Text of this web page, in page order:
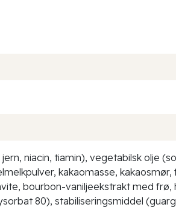
niacin, tiamin), vegetabilsk olje
kakaomasse,
bourbon-vaniljeekstrakt med
80), stabiliseringsmiddel